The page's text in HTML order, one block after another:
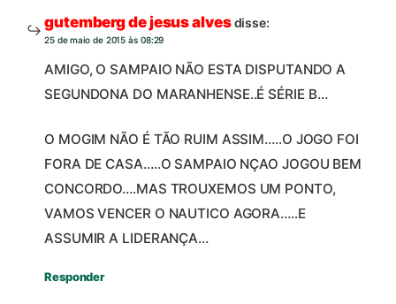
gutemberg de jesus alvesdisse:
25 de maio de 2015 às 08:29
AMIGO, O SAMPAIO NÃO ESTA DISPUTANDO A
SEGUNDONA DO MARANHENSE..É SÉRIE B…
O MOGIM NÃO É TÃO RUIM ASSIM…..O JOGO FOI
FORA DE CASA…..O SAMPAIO NÇAO JOGOU BEM
CONCORDO….MAS TROUXEMOS UM PONTO,
VAMOS VENCER O NAUTICO AGORA…..E
ASSUMIR A LIDERANÇA…
Responder